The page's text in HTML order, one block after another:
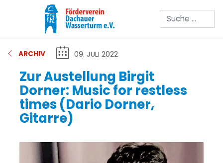
Suchen
ARCHIV 09. JULI 2022
Zur Austellung Birgit
Dorner: Music for restless
times (Dario Dorner,
Gitarre)